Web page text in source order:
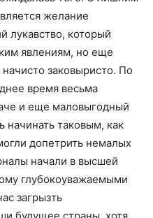
желание
лукавство, который
явлениям, но еще
заковыристо. По
время весьма
и еще маловыгодный
начинать таковым, как
допетрить немалых
начали в высшей
глубокоуважаемыми
загрызть